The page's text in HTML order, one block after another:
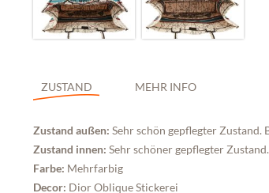
ZUSTAND MEHR INFO
Zustand außen: Sehr schön gepflegter Zustand.
Zustand innen: Sehr schöner gepflegter
Farbe: Mehrfarbig
Decor: Dior Oblique Stickerei